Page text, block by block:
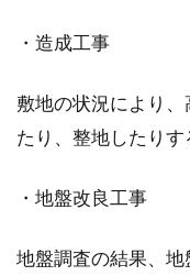
ま
・造成工事
敷地の状況により
たり、整地したりす
・地盤改良工事
地盤調査の結果、